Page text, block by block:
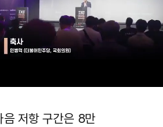
저항 구간은 8만